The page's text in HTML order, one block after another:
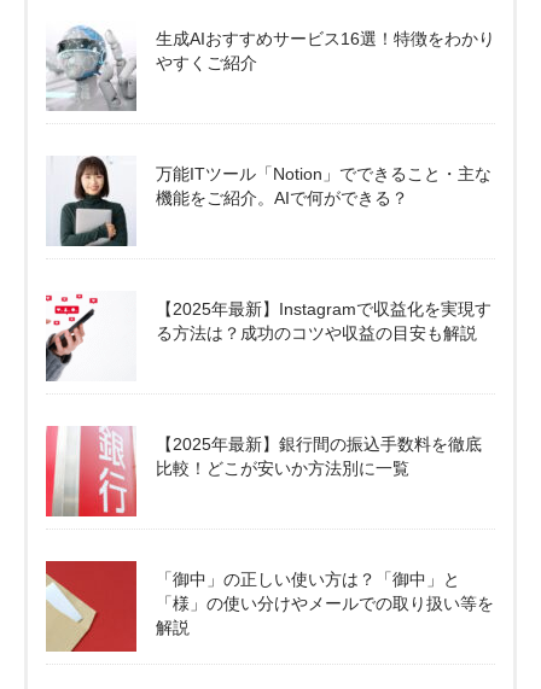
生成AIおすすめサービス16選！特徴をわかり
やすくご紹介
万能ITツール「Notion」でできること・主な
機能をご紹介。AIで何ができる？
【2025年最新】Instagramで収益化を実現す
る方法は？成功のコツや収益の目安も解説
【2025年最新】銀行間の振込手数料を徹底
比較！どこが安いか方法別に一覧
「御中」の正しい使い方は？「御中」と
「様」の使い分けやメールでの取り扱い等を
解説